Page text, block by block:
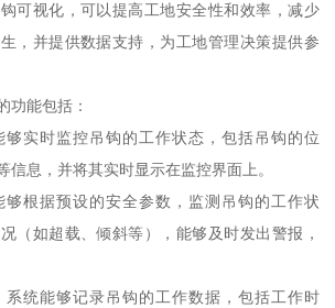
可视化，可以提高工地安全性和效率，减少
，并提供数据支持，为工地管理决策提供参
功能包括：
够实时监控吊钩的工作状态，包括吊钩的位
信息，并将其实时显示在监控界面上。
够根据预设的安全参数，监测吊钩的工作状
（如超载、倾斜等），能够及时发出警报，
系统能够记录吊钩的工作数据，包括工作时